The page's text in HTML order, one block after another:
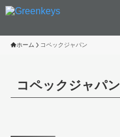
ホーム コペックジャパン
コペックジャパン